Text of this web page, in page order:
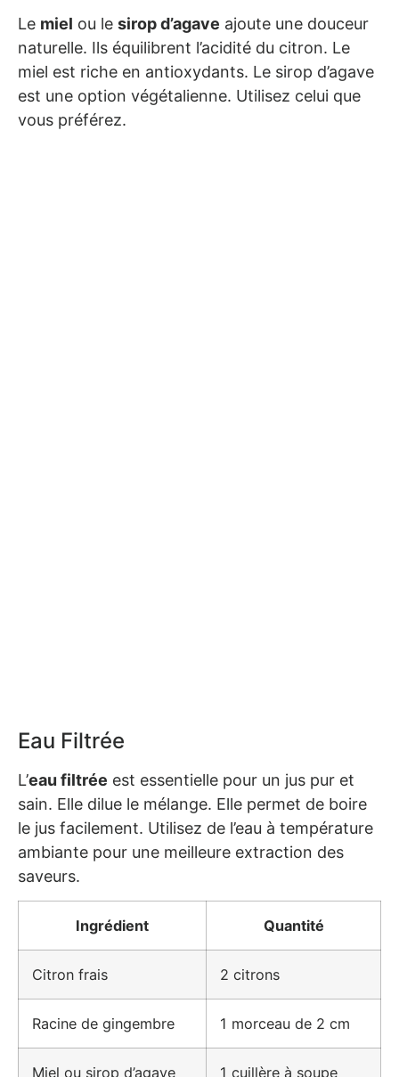
Le miel ou le sirop d’agave ajoute une douceur
naturelle. Ils équilibrent l’acidité du citron. Le
miel est riche en antioxydants. Le sirop d’agave
est une option végétalienne. Utilisez celui que
vous préférez.
Eau Filtrée
L’eau filtrée est essentielle pour un jus pur et
sain. Elle dilue le mélange. Elle permet de boire
le jus facilement. Utilisez de l’eau à température
ambiante pour une meilleure extraction des
saveurs.
Ingrédient Quantité
Citron frais 2 citrons
Racine de gingembre 1 morceau de 2 cm
Miel ou sirop d’agave 1 cuillère à soupe